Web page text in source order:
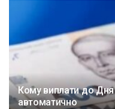
Кому виплати до
автоматично